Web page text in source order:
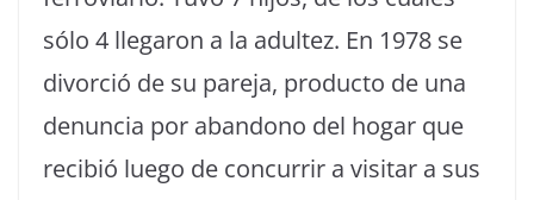
sólo 4 llegaron a la adultez. En 1978 se
divorció de su pareja, producto de una
denuncia por abandono del hogar que
recibió luego de concurrir a visitar a sus